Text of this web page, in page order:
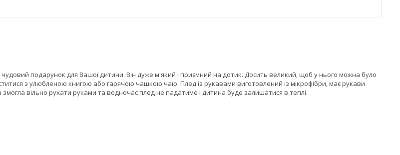
подарунок для Вашої дитини. Він дуже м'який і приємний на дотик. Досить великий, щоб у нього можна було
з улюбленою книгою або гарячою чашкою чаю. Плед із рукавами виготовлений із мікрофібри, має рукави
вільно рухати руками та водночас плед не падатиме і дитина буде залишатися в теплі.